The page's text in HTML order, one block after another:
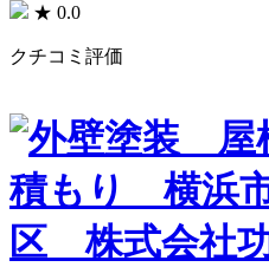
★ 0.0
クチコミ評価